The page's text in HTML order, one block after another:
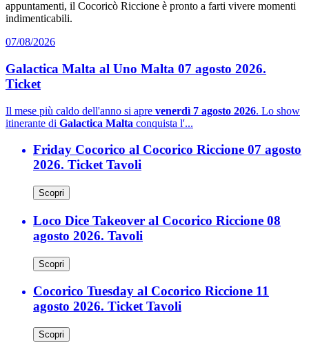
appuntamenti, il Cocoricò Riccione è pronto a farti vivere momenti
indimenticabili.
07/08/2026
Galactica Malta al Uno Malta 07 agosto 2026.
Ticket
Il mese più caldo dell'anno si apre venerdì 7 agosto 2026. Lo show
itinerante di Galactica Malta conquista l'...
Friday Cocorico al Cocorico Riccione 07 agosto
2026. Ticket Tavoli
Scopri
Loco Dice Takeover al Cocorico Riccione 08
agosto 2026. Tavoli
Scopri
Cocorico Tuesday al Cocorico Riccione 11
agosto 2026. Ticket Tavoli
Scopri